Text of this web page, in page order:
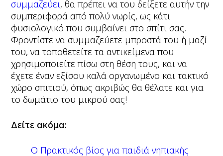
συμμαζεύει, θα πρέπει να του δείξετε αυτήν την
συμπεριφορά από πολύ νωρίς, ως κάτι
φυσιολογικό που συμβαίνει στο σπίτι σας.
Φροντίστε να συμμαζεύετε μπροστά του ή μαζί
του, να τοποθετείτε τα αντικείμενα που
χρησιμοποιείτε πίσω στη θέση τους, και να
έχετε έναν εξίσου καλά οργανωμένο και τακτικό
χώρο σπιτιού, όπως ακριβώς θα θέλατε και για
το δωμάτιο του μικρού σας!
Δείτε ακόμα:
Ο Πρακτικός βίος για παιδιά νηπιακής